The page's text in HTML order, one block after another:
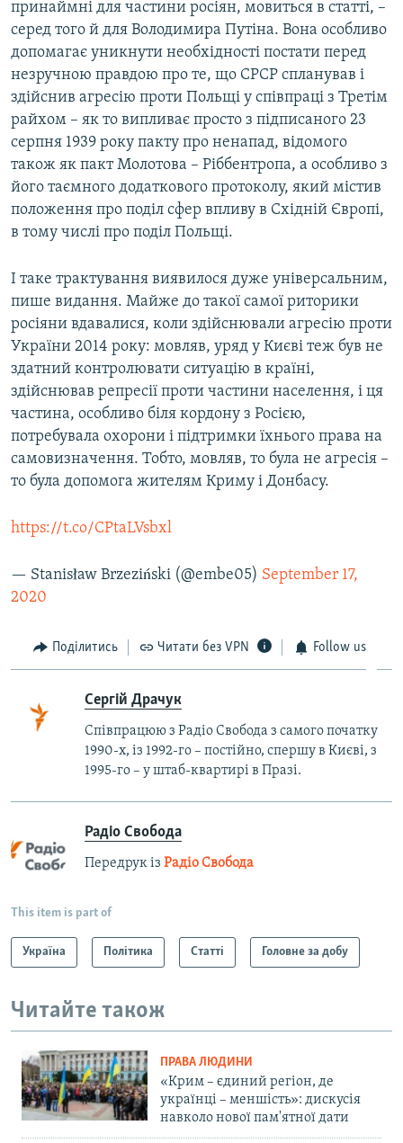
принаймні для частини росіян, мовиться в статті, –
серед того й для Володимира Путіна. Вона особливо
допомагає уникнути необхідності постати перед
незручною правдою про те, що СРСР спланував і
здійснив агресію проти Польщі у співпраці з Третім
райхом – як то випливає просто з підписаного 23
серпня 1939 року пакту про ненапад, відомого
також як пакт Молотова – Ріббентропа, а особливо з
його таємного додаткового протоколу, який містив
положення про поділ сфер впливу в Східній Європі,
в тому числі про поділ Польщі.
І таке трактування виявилося дуже універсальним,
пише видання. Майже до такої самої риторики
росіяни вдавалися, коли здійснювали агресію проти
України 2014 року: мовляв, уряд у Києві теж був не
здатний контролювати ситуацію в країні,
здійснював репресії проти частини населення, і ця
частина, особливо біля кордону з Росією,
потребувала охорони і підтримки їхнього права на
самовизначення. Тобто, мовляв, то була не агресія –
то була допомога жителям Криму і Донбасу.
https://t.co/CPtaLVsbxl
— Stanisław Brzeziński (@embe05) September 17,
2020
Поділитись Читати без VPN Follow us
Сергій Драчук
Співпрацюю з Радіо Свобода з самого початку
1990-х, із 1992-го – постійно, спершу в Києві, з
1995-го – у штаб-квартирі в Празі.
Радіо Свобода
Передрук із Радіо Свобода
This item is part of
Україна Політика Статті Головне за добу
Читайте також
ПРАВА ЛЮДИНИ
«Крим – єдиний регіон, де
українці – меншість»: дискусія
навколо нової пам'ятної дати